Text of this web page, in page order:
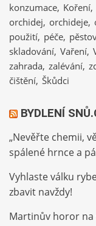
konzumace Koření
orchidej orchideje
použití péče
skladování Vaření
zahrada zalévání
čištění Škůdci
BYDLENÍ
„Nevěřte chemii,
spálené hrnce a
Vyhlaste válku
zbavit navždy!
Martinův horor na